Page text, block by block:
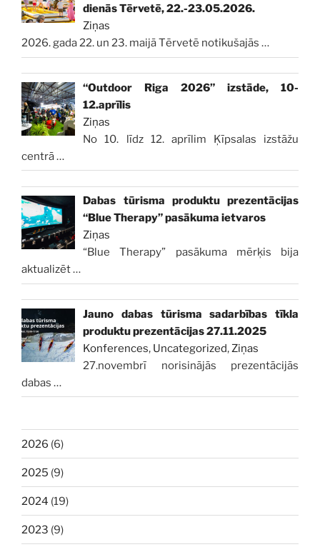
dienās Tērvetē, 22.-23.05.2026.
Ziņas
2026. gada 22. un 23. maijā Tērvetē notikušajās …
“Outdoor Riga 2026” izstāde, 10-
12.aprīlis
Ziņas
No 10. līdz 12. aprīlim Ķīpsalas izstāžu
centrā…
Dabas tūrisma produktu prezentācijas
“Blue Therapy” pasākuma ietvaros
Ziņas
“Blue Therapy” pasākuma mērķis bija
aktualizēt…
Jauno dabas tūrisma sadarbības tīkla
produktu prezentācijas 27.11.2025
Konferences, Uncategorized, Ziņas
27.novembrī norisinājās prezentācijās
dabas …
2026 (6)
2025 (9)
2024 (19)
2023 (9)